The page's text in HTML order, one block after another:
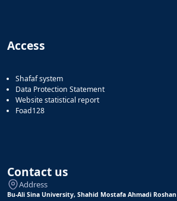
Access
Shafaf system
Data Protection Statement
Website statistical report
Foad128
Contact us
Address
Bu-Ali Sina University, Shahid Mostafa Ahmadi Roshan